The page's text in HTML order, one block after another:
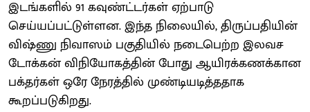
இடங்களில் 91 கவுண்ட்டர்கள் ஏற்பாடு
செய்யப்பட்டுள்ளன. இந்த நிலையில், திருப்பதியின்
விஷ்ணு நிவாஸம் பகுதியில் நடைபெற்ற இலவச
டோக்கன் விநியோகத்தின் போது ஆயிரக்கணக்கான
பக்தர்கள் ஒரே நேரத்தில் முண்டியடித்ததாக
கூறப்படுகிறது.